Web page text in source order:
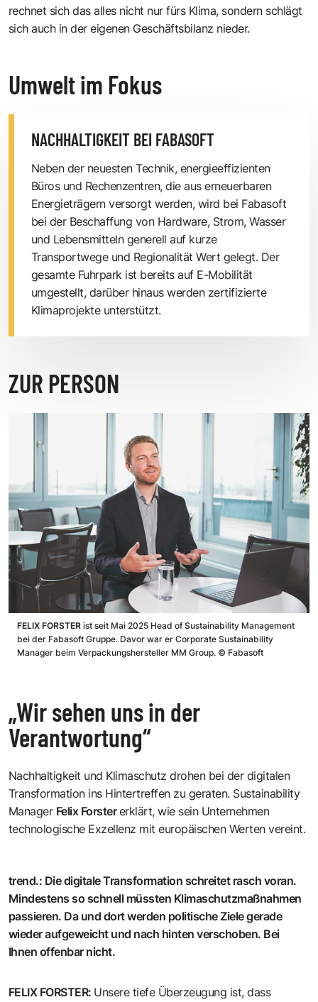
rechnet sich das alles nicht nur fürs Klima, sondern schlägt
sich auch in der eigenen Geschäftsbilanz nieder.
Umwelt im Fokus
NACHHALTIGKEIT BEI FABASOFT
Neben der neuesten Technik, energieeffizienten
Büros und Rechenzentren, die aus erneuerbaren
Energieträgern versorgt werden, wird bei Fabasoft
bei der Beschaffung von Hardware, Strom, Wasser
und Lebensmitteln generell auf kurze
Transportwege und Regionalität Wert gelegt. Der
gesamte Fuhrpark ist bereits auf E-Mobilität
umgestellt, darüber hinaus werden zertifizierte
Klimaprojekte unterstützt.
ZUR PERSON
FELIX FORSTER ist seit Mai 2025 Head of Sustainability Management
bei der Fabasoft Gruppe. Davor war er Corporate Sustainability
Manager beim Verpackungshersteller MM Group. © Fabasoft
„Wir sehen uns in der
Verantwortung“
Nachhaltigkeit und Klimaschutz drohen bei der digitalen
Transformation ins Hintertreffen zu geraten. Sustainability
Manager Felix Forstererklärt, wie sein Unternehmen
technologische Exzellenz mit europäischen Werten vereint.
trend.: Die digitale Transformation schreitet rasch voran.
Mindestens so schnell müssten Klimaschutzmaßnahmen
passieren. Da und dort werden politische Ziele gerade
wieder aufgeweicht und nach hinten verschoben. Bei
Ihnen offenbar nicht.
FELIX FORSTER: Unsere tiefe Überzeugung ist, dass